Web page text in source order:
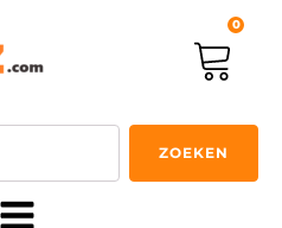
0
ZOEKEN